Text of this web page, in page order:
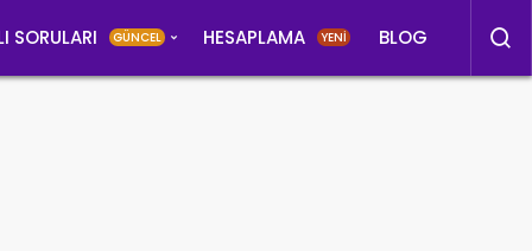
SORULARI GÜNCEL HESAPLAMA YENİ BLOG